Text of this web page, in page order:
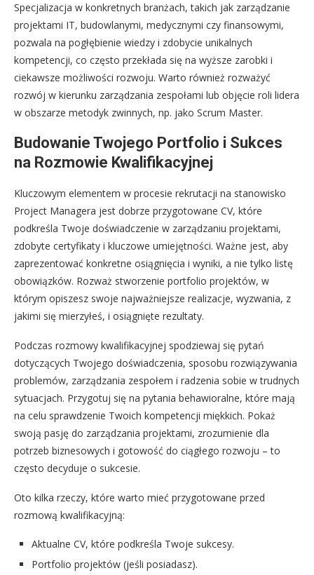
Specjalizacja w konkretnych branżach, takich jak zarządzanie
projektami IT, budowlanymi, medycznymi czy finansowymi,
pozwala na pogłębienie wiedzy i zdobycie unikalnych
kompetencji, co często przekłada się na wyższe zarobki i
ciekawsze możliwości rozwoju. Warto również rozważyć
rozwój w kierunku zarządzania zespołami lub objęcie roli lidera
w obszarze metodyk zwinnych, np. jako Scrum Master.
Budowanie Twojego Portfolio i Sukces
na Rozmowie Kwalifikacyjnej
Kluczowym elementem w procesie rekrutacji na stanowisko
Project Managera jest dobrze przygotowane CV, które
podkreśla Twoje doświadczenie w zarządzaniu projektami,
zdobyte certyfikaty i kluczowe umiejętności. Ważne jest, aby
zaprezentować konkretne osiągnięcia i wyniki, a nie tylko listę
obowiązków. Rozważ stworzenie portfolio projektów, w
którym opiszesz swoje najważniejsze realizacje, wyzwania, z
jakimi się mierzyłeś, i osiągnięte rezultaty.
Podczas rozmowy kwalifikacyjnej spodziewaj się pytań
dotyczących Twojego doświadczenia, sposobu rozwiązywania
problemów, zarządzania zespołem i radzenia sobie w trudnych
sytuacjach. Przygotuj się na pytania behawioralne, które mają
na celu sprawdzenie Twoich kompetencji miękkich. Pokaż
swoją pasję do zarządzania projektami, zrozumienie dla
potrzeb biznesowych i gotowość do ciągłego rozwoju – to
często decyduje o sukcesie.
Oto kilka rzeczy, które warto mieć przygotowane przed
rozmową kwalifikacyjną:
Aktualne CV, które podkreśla Twoje sukcesy.
Portfolio projektów (jeśli posiadasz).